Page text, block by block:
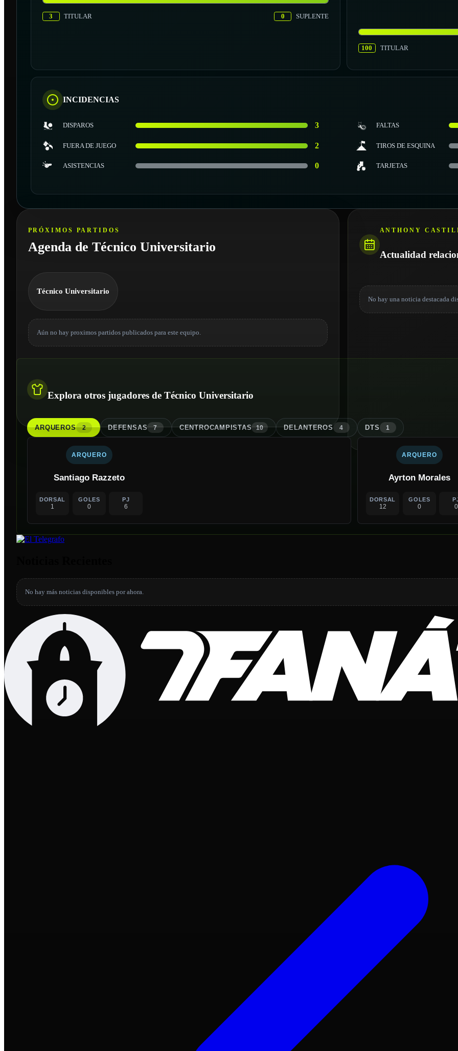
3 TITULAR 0 SUPLENTE
100 TITULAR
INCIDENCIAS
DISPAROS 3 FALTAS
FUERA DE JUEGO 2 TIROS DE ESQUINA
ASISTENCIAS 0 TARJETAS
PRÓXIMOS PARTIDOS
Agenda de Técnico Universitario
Técnico Universitario
Aún no hay proximos partidos publicados para este equipo.
ANTHONY
Actualidad
No hay una noticia destacada
Explora otros jugadores de Técnico Universitario
ARQUEROS 2 DEFENSAS 7 CENTROCAMPISTAS 10 DELANTEROS 4 DTS 1
ARQUERO
Santiago Razzeto
DORSAL
1
GOLES
0
PJ
6
ARQUERO
Ayrton Morales
DORSAL
12
GOLES
0 0
No hay más noticias disponibles por ahora.